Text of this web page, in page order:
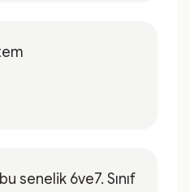
senelik 6ve7. Sınıf